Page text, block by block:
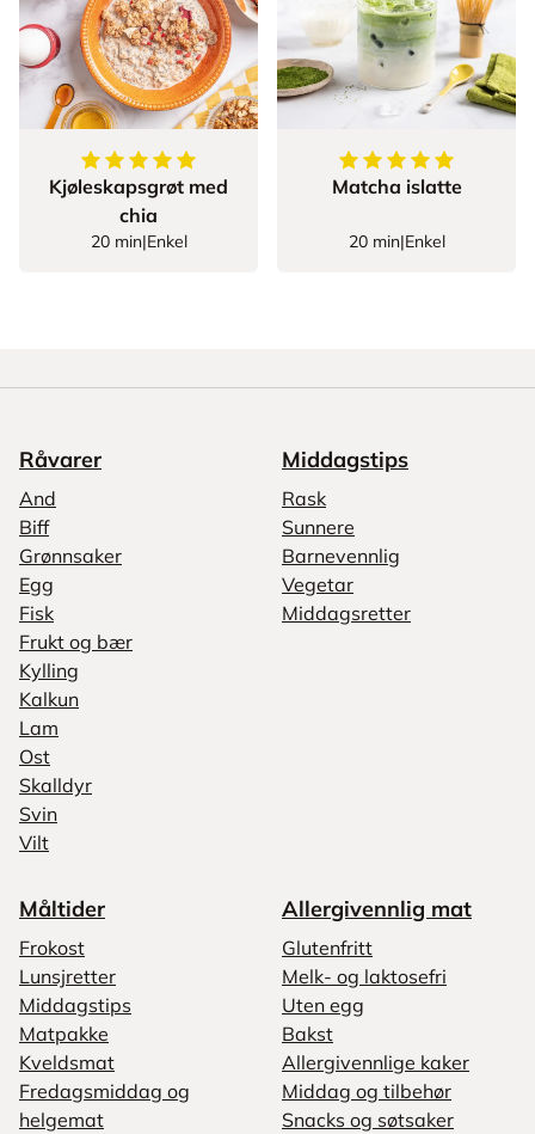
5av5stjerner
Kjøleskapsgrøt med
chia
20 min|Enkel
5av5stjerner
Matcha islatte
20 min|Enkel
Råvarer
And
Biff
Grønnsaker
Egg
Fisk
Frukt og bær
Kylling
Kalkun
Lam
Ost
Skalldyr
Svin
Vilt
Middagstips
Rask
Sunnere
Barnevennlig
Vegetar
Middagsretter
Måltider
Frokost
Lunsjretter
Middagstips
Matpakke
Kveldsmat
Fredagsmiddag og
helgemat
Allergivennlig mat
Glutenfritt
Melk- og laktosefri
Uten egg
Bakst
Allergivennlige kaker
Middag og tilbehør
Snacks og søtsaker